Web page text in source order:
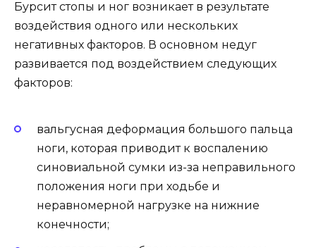
Бурсит стопы и ног возникает в результате
воздействия одного или нескольких
негативных факторов. В основном недуг
развивается под воздействием следующих
факторов:
вальгусная деформация большого пальца
ноги, которая приводит к воспалению
синовиальной сумки из-за неправильного
положения ноги при ходьбе и
неравномерной нагрузке на нижние
конечности;